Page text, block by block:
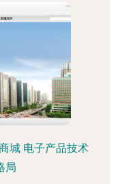
城 电子产品技术
局